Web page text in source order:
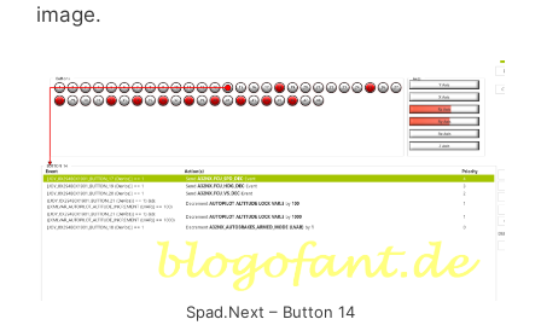
image.
Spad.Next – Button 14